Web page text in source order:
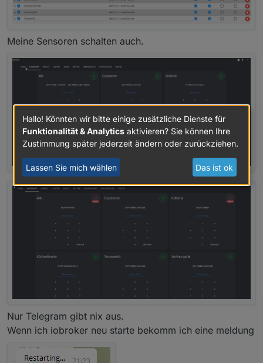
Meine Sensoren schalten auch.
Nur Telegram gibt nix aus.
Wenn ich iobroker neu starte bekomm ich eine meldung
Hallo! Könnten wir bitte einige zusätzliche Dienste für
Funktionalität & Analytics aktivieren? Sie können Ihre
Zustimmung später jederzeit ändern oder zurückziehen.
Lassen Sie mich wählen Das ist ok